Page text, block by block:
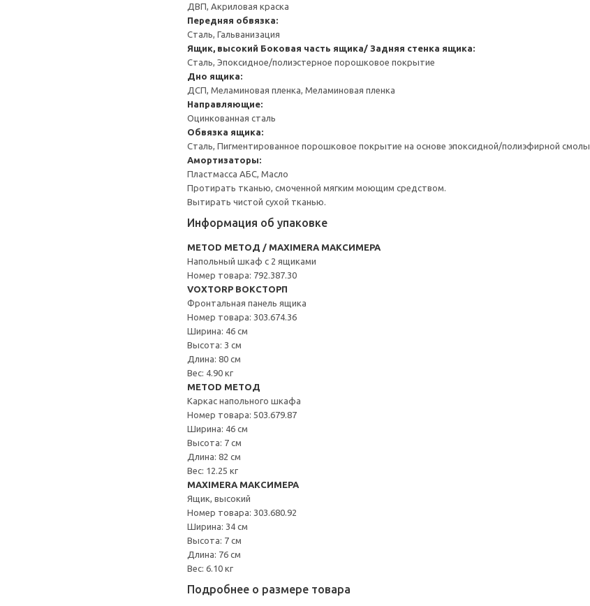
ДВП, Акриловая краска
Передняя обвязка:
Сталь, Гальванизация
Ящик, высокий Боковая часть ящика/ Задняя стенка ящика:
Сталь, Эпоксидное/полиэстерное порошковое покрытие
Дно ящика:
ДСП, Меламиновая пленка, Меламиновая пленка
Направляющие:
Оцинкованная сталь
Обвязка ящика:
Сталь, Пигментированное порошковое покрытие на основе эпоксидной/полиэфирной смолы
Амортизаторы:
Пластмасса АБС, Масло
Протирать тканью, смоченной мягким моющим средством.
Вытирать чистой сухой тканью.
Информация об упаковке
METOD МЕТОД / MAXIMERA МАКСИМЕРА
Напольный шкаф с 2 ящиками
Номер товара: 792.387.30
VOXTORP ВОКСТОРП
Фронтальная панель ящика
Номер товара: 303.674.36
Ширина: 46 см
Высота: 3 см
Длина: 80 см
Вес: 4.90 кг
METOD МЕТОД
Каркас напольного шкафа
Номер товара: 503.679.87
Ширина: 46 см
Высота: 7 см
Длина: 82 см
Вес: 12.25 кг
MAXIMERA МАКСИМЕРА
Ящик, высокий
Номер товара: 303.680.92
Ширина: 34 см
Высота: 7 см
Длина: 76 см
Вес: 6.10 кг
Подробнее о размере товара